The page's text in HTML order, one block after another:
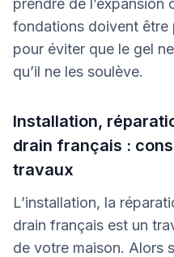
fondations doivent être
pour éviter que le gel
qu’il ne les soulève.
Installation,
drain français :
travaux
L’installation, la
drain français est un
de votre maison. Alors